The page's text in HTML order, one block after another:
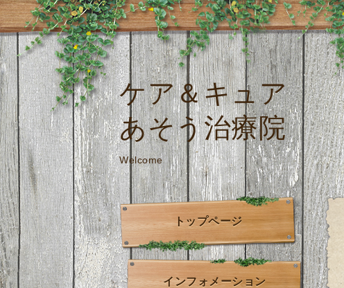
ケア＆キュア
あそう治療院
Welcome
トップページ
インフォメーション